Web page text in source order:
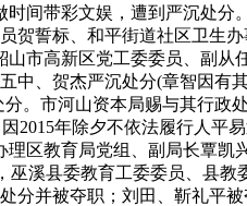
间带彩文娱，遭到严沉处分
贺誓标、和平街道社区卫生
市高新区党工委委员、副从
中、贺杰严沉处分(章智因有
。市河山资本局赐与其行政
2015年除夕不依法履行人平
区教育局党组、副局长覃凯
溪县委教育工委委员、县教
分并被夺职；刘田、靳礼平